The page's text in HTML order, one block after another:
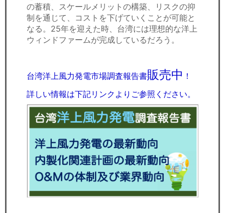
の蓄積、スケールメリットの構築、リスクの抑
制を通じて、コストを下げていくことが可能と
なる。25年を迎えた時、台湾には理想的な洋上
ウィンドファームが完成しているだろう。
台湾洋上風力発電市場調査報告書販売中 ！
詳しい情報は下記リンクよりご参照ください。